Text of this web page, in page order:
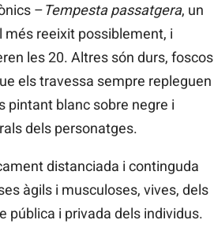
–Tempesta passatgera, un
més reeixit possiblement, i
les 20. Altres són durs, foscos
els travessa sempre repleguen
pintant blanc sobre negre i
dels personatges.
distanciada i continguda
àgils i musculoses, vives, dels
pública i privada dels individus.